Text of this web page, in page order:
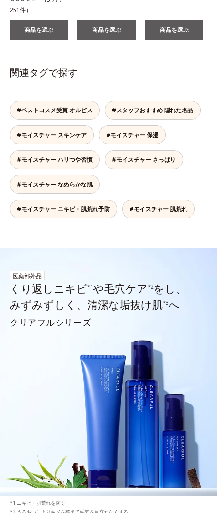
251件）
商品を選ぶ 商品を選ぶ 商品を選ぶ
関連タグで探す
#ベストコスメ受賞 オルビス #スタッフおすすめ 隠れた名品
#モイスチャー スキンケア #モイスチャー 保湿
#モイスチャー ハリつや習慣 #モイスチャー さっぱり
#モイスチャー なめらかな肌
#モイスチャー ニキビ・肌荒れ予防 #モイスチャー 肌荒れ
医薬部外品
くり返しニキビ*1や毛穴ケア*2をし、
みずみずしく、清潔な垢抜け肌*3へ
クリアフルシリーズ
ニキビ・肌荒れを防ぐ